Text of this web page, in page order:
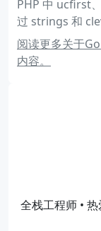
PHP 中 ucfirst
过 strings 和
阅读更多关于
内容。
全栈工程师 • 热